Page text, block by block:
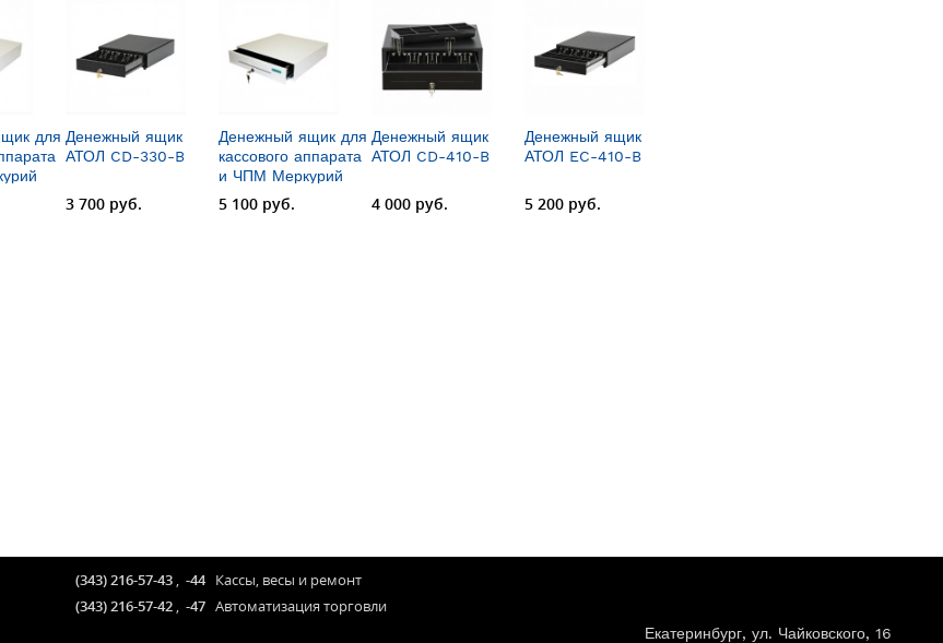
для Денежный ящик
АТОЛ CD-330-B
3 700 руб.
Денежный ящик для
кассового аппарата
и ЧПМ Меркурий
М100
(механический)
5 100 руб.
Денежный ящик
АТОЛ CD-410-B
4 000 руб.
Денежный ящик
АТОЛ EC-410-B
5 200 руб.
(343) 216-57-43 , -44 Кассы, весы и ремонт
(343) 216-57-42 , -47 Автоматизация торговли
Екатеринбург, ул. Чайковского, 16